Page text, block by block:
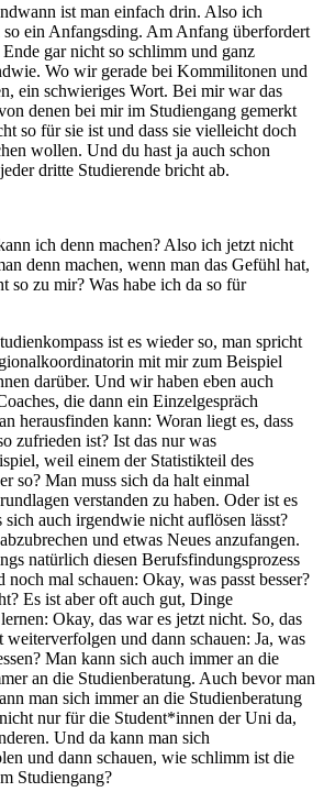
ist man einfach drin. Also ich
ein Anfangsding. Am Anfang überfordert
Ende gar nicht so schlimm und ganz
Wo wir gerade bei Kommilitonen und
ein schwieriges Wort. Bei mir war das
denen bei mir im Studiengang gemerkt
so für sie ist und dass sie vielleicht doch
wollen. Und du hast ja auch schon
dritte Studierende bricht ab.
ich denn machen? Also ich jetzt nicht
denn machen, wenn man das Gefühl hat,
so zu mir? Was habe ich da so für
ist es wieder so, man spricht
mit mir zum Beispiel
darüber. Und wir haben eben auch
die dann ein Einzelgespräch
herausfinden kann: Woran liegt es, dass
zufrieden ist? Ist das nur was
weil einem der Statistikteil des
so? Man muss sich da halt einmal
verstanden zu haben. Oder ist es
sich auch irgendwie nicht auflösen lässt?
und etwas Neues anzufangen.
natürlich diesen Berufsfindungsprozess
mal schauen: Okay, was passt besser?
Es ist aber oft auch gut, Dinge
Okay, das war es jetzt nicht. So, das
weiterverfolgen und dann schauen: Ja, was
Man kann sich auch immer an die
an die Studienberatung. Auch bevor man
man sich immer an die Studienberatung
nur für die Student*innen der Uni da,
Und da kann man sich
und dann schauen, wie schlimm ist die
Studiengang?